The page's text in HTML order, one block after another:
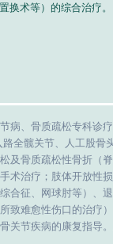
换术等）的综合治疗。
病、骨质疏松专科诊疗
全髋关节、人工股骨
及骨质疏松性骨折（
术治疗；肢体开放性
合征、网球肘等）、
致难愈性伤口的治疗
关节疾病的康复指导